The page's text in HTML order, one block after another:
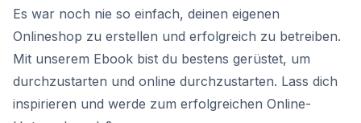
Es war noch nie so einfach, deinen eigenen
Onlineshop zu erstellen und erfolgreich zu betreiben.
Mit unserem Ebook bist du bestens gerüstet, um
durchzustarten und online durchzustarten. Lass dich
inspirieren und werde zum erfolgreichen Online-